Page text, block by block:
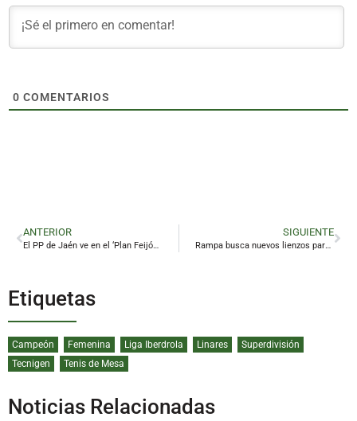
0 COMENTARIOS
ANTERIOR
El PP de Jaén ve en el ‘Plan Feijóo’ el mejor antídoto para hacer frente a la «crisis económica»
SIGUIENTE
Rampa busca nuevos lienzos para ver, mirar y contemplar otro Linares
Etiquetas
Campeón Femenina Liga Iberdrola Linares
Superdivisión
Tecnigen
Tenis de Mesa
Noticias Relacionadas